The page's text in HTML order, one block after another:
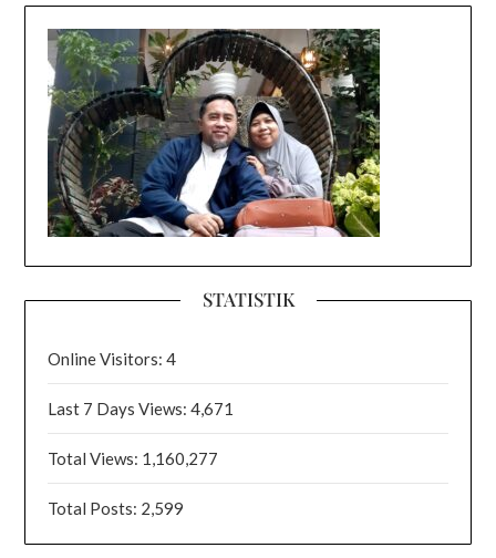
STATISTIK
Online Visitors:4
Last 7 Days Views:4,671
Total Views: 1,160,277
Total Posts: 2,599